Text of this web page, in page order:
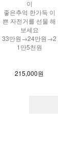
이
좋은추억 한가득 이
쁜 자전거를 선물 해
보세요
33만원→24만원→2
1만5천원
215,000원